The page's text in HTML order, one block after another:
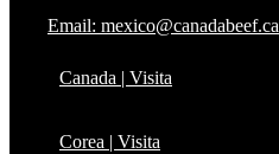
Email: mexico@canadabeef.ca
Canada | Visita
Corea | Visita